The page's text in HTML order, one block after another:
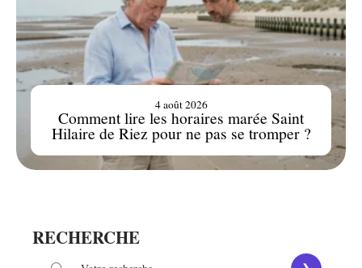
Comment lire les horaires marée Saint
Hilaire de Riez pour ne pas se tromper ?
4 août 2026
RECHERCHE